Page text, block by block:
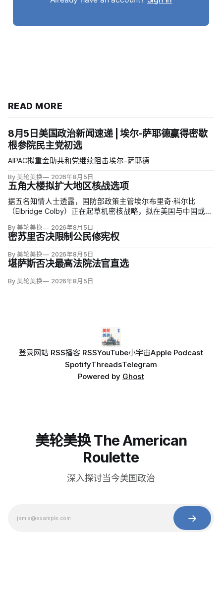
READ MORE
8月5日美国政治新闻速递 | 埃尔-萨耶德赢得密歇
根参院民主党初选
AIPAC拟重金助共和党继续阻击埃尔-萨耶德
By 美轮美换 2026年8月5日
五角大楼拟扩大地区核战选项
据五名知情人士透露，国防部政策主管埃尔布里奇·科尔比
（Elbridge Colby）正在起草机密核战略，拟在美国与中国或俄
提交总统选择的核报复方案。
By 美轮美换 2026年8月5日
密苏里否决限制公民修宪权
By 美轮美换 2026年8月5日
堪萨斯否决最高法院法官直选
By 美轮美换 2026年8月5日
登录网站 RSS播客 RSSYouTube小宇宙Apple Podcast
SpotifyThreadsTelegram
Powered by Ghost
美轮美换 The American
Roulette
深入探讨当今美国政治